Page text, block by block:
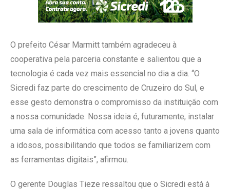
O prefeito César Marmitt também agradeceu à
cooperativa pela parceria constante e salientou que a
tecnologia é cada vez mais essencial no dia a dia. “O
Sicredi faz parte do crescimento de Cruzeiro do Sul, e
esse gesto demonstra o compromisso da instituição com
a nossa comunidade. Nossa ideia é, futuramente, instalar
uma sala de informática com acesso tanto a jovens quanto
a idosos, possibilitando que todos se familiarizem com
as ferramentas digitais”, afirmou.
O gerente Douglas Tieze ressaltou que o Sicredi está à